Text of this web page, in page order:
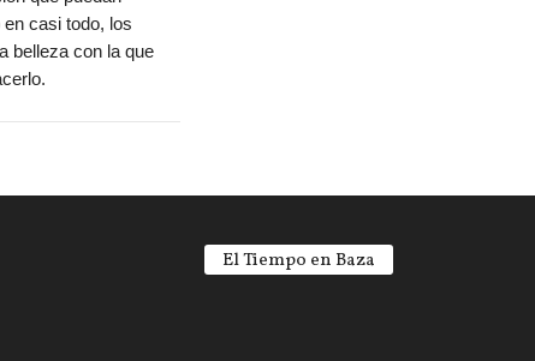
casi todo, los
belleza con la que
El Tiempo en Baza